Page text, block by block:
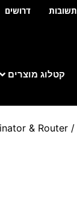
דרושים
קטלוג מוצרים
/
& Router